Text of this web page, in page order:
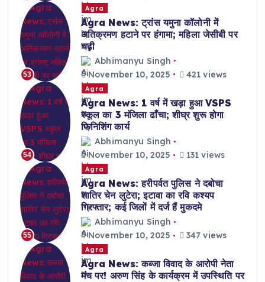
53
Agra
Agra News: ट्रांस यमुना कॉलोनी में
अतिक्रमण हटाने पर हंगामा; महिला जेसीबी पर
चढ़ी
Abhimanyu Singh
November 10, 2025
421 views
54
Agra
Agra News: 1 वर्ष में खड़ा हुआ VSPS
स्कूल का 3 मंजिला ढाँचा; शीघ्र शुरू होगा
फिनिशिंग कार्य
Abhimanyu Singh
November 10, 2025
131 views
55
Agra
Agra News: हरीपर्वत पुलिस ने दबोचा
शातिर चेन लुटेरा; इटावा का रवि कश्यप
गिरफ्तार; कई जिलों में दर्ज हैं मुकदमे
Abhimanyu Singh
November 10, 2025
347 views
Agra
Agra News: कब्जा विवाद के आरोपी नेता
मंच पर! अरुण सिंह के कार्यक्रम में उपस्थिति पर